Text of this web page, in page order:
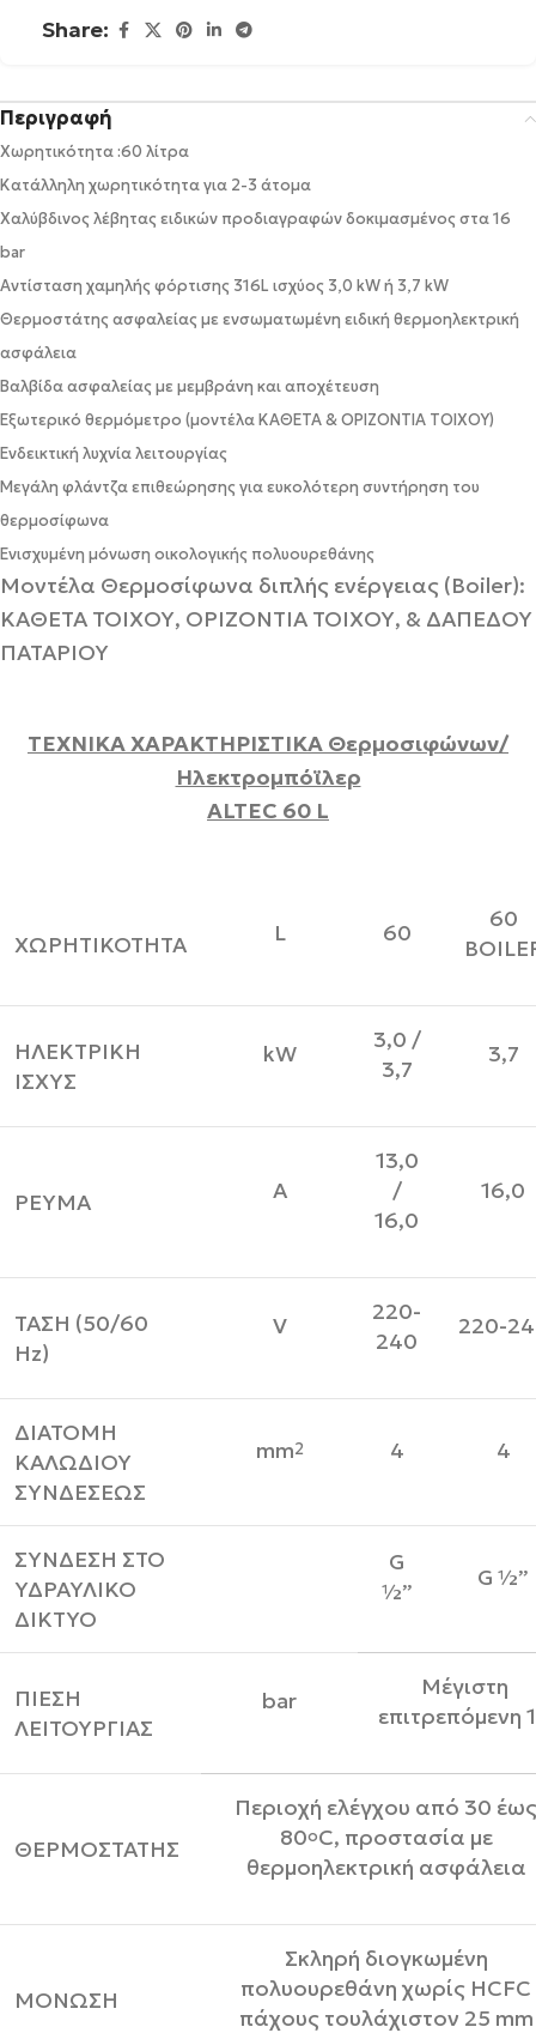
Share:
Περιγραφή
Χωρητικότητα :60 λίτρα
Κατάλληλη χωρητικότητα για 2-3 άτομα
Χαλύβδινος λέβητας ειδικών προδιαγραφών δοκιμασμένος στα 16
bar
Αντίσταση χαμηλής φόρτισης 316L ισχύος 3,0 kW ή 3,7 kW
Θερμοστάτης ασφαλείας με ενσωματωμένη ειδική θερμοηλεκτρική
ασφάλεια
Βαλβίδα ασφαλείας με μεμβράνη και αποχέτευση
Εξωτερικό θερμόμετρο (μοντέλα ΚΑΘΕΤΑ & ΟΡΙΖΟΝΤΙΑ ΤΟΙΧΟΥ)
Ενδεικτική λυχνία λειτουργίας
Μεγάλη φλάντζα επιθεώρησης για ευκολότερη συντήρηση του
θερμοσίφωνα
Ενισχυμένη μόνωση οικολογικής πολυουρεθάνης
Μοντέλα Θερμοσίφωνα διπλής ενέργειας (Boiler):
ΚΑΘΕΤΑ ΤΟΙΧΟΥ, ΟΡΙΖΟΝΤΙΑ ΤΟΙΧΟΥ, & ΔΑΠΕΔΟΥ
ΠΑΤΑΡΙΟΥ
ΤΕΧΝΙΚΑ ΧΑΡΑΚΤΗΡΙΣΤΙΚΑ Θερμοσιφώνων/
Ηλεκτρομπόϊλερ
ALTEC 60 L
XΩΡΗΤΙΚΟΤΗΤΑ L 60
60
ΗΛΕΚΤΡΙΚΗ
ΙΣΧΥΣ
kW
3,0 /
3,7
3,7
ΡΕΥΜΑ A
13,0
/
16,0
16,0
ΤΑΣΗ (50/60
Ηz)
V
220-
240
220-
ΔΙΑΤΟΜΗ
ΚΑΛΩΔΙΟΥ
ΣΥΝΔΕΣΕΩΣ
mm2 4 4
ΣΥΝΔΕΣΗ ΣΤΟ
ΥΔΡΑΥΛΙΚΟ
ΔΙΚΤΥΟ
G
½”
G ½”
ΠΙΕΣΗ
ΛΕΙΤΟΥΡΓΙΑΣ
bar
Μέγιστη
επιτρεπόμενη
ΘΕΡΜΟΣΤΑΤΗΣ
Περιοχή ελέγχου από 30 έως
80oC, προστασία με
θερμοηλεκτρική ασφάλεια
ΜΟΝΩΣΗ
Σκληρή διογκωμένη
πολυουρεθάνη χωρίς HCFC
πάχους τουλάχιστον 25 mm